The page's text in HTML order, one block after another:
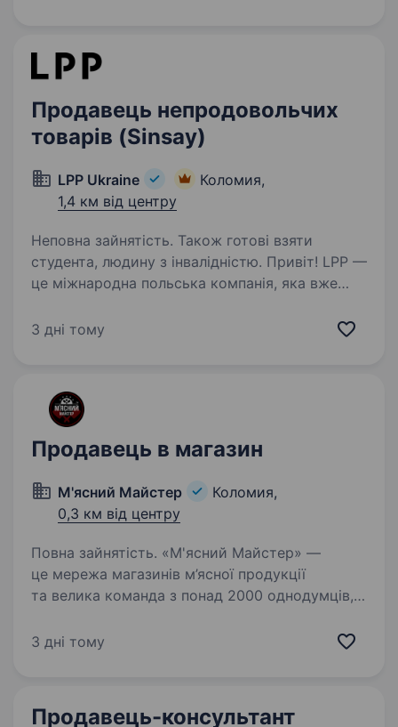
Ми пропонуємо:…
Продавець непродовольчих
товарів (Sinsay)
LPP Ukraine
Коломия,
1,4 км від центру
Неповна зайнятість. Також готові взяти
студента, людину з інвалідністю. Привіт! LPP —
це міжнародна польська компанія, яка вже
та роздрібної торгівлі. Наша компанія керує
3 дні тому
Продавець в магазин
М'ясний Майстер
Коломия,
0,3 км від центру
Повна зайнятість. «М'ясний Майстер» —
це мережа магазинів м’ясної продукції
та велика команда з понад 2000 однодумців,
й якісне м’ясо доступним кожному українцю.
3 дні тому
Продавець-консультант